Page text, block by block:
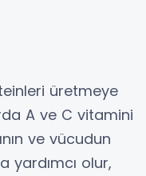
üretmeye
A ve C vitamini
ve vücudun
yardımcı olur,